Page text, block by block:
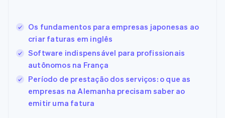
Os fundamentos para empresas japonesas ao
criar faturas em inglês
Software indispensável para profissionais
autônomos na França
Período de prestação dos serviços: o que as
empresas na Alemanha precisam saber ao
emitir uma fatura
EnglishEspañol简体中文
Estônia
Finlândia
EnglishSvenska
França
English
Gibraltar
English